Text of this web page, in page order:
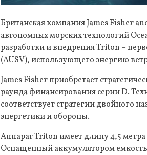
Британская компания James Fisher
автономных морских технологий
разработки и внедрения Triton –
(AUSV), использующего энергию
James Fisher приобретает
раунда финансирования серии D.
соответствует стратегии двойного
энергетики и обороны.
Аппарат Triton имеет длину 4,5
Оснащенный аккумулятором